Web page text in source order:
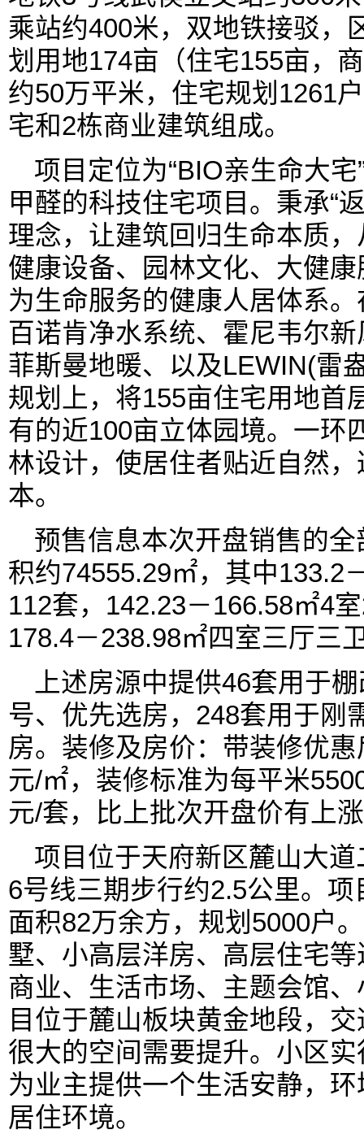
乘站约400米，双地铁接驳，
划用地174亩（住宅155亩，
约50万平米，住宅规划1261
宅和2栋商业建筑组成。
项目定位为“BIO亲生命大
甲醛的科技住宅项目。秉承“
理念，让建筑回归生命本质
健康设备、园林文化、大健
为生命服务的健康人居体系
百诺肯净水系统、霍尼韦尔
菲斯曼地暖、以及LEWIN(雷
规划上，将155亩住宅用地首
有的近100亩立体园境。一环
林设计，使居住者贴近自然
本。
预售信息本次开盘销售的
积约74555.29㎡，其中133.2
112套，142.23－166.58㎡4
178.4－238.98㎡四室三厅三
上述房源中提供46套用于
号、优先选房，248套用于刚
房。装修及房价：带装修优
元/㎡，装修标准为每平米
元/套，比上批次开盘价有上
项目位于天府新区麓山大
6号线三期步行约2.5公里。
面积82万余方，规划5000户
墅、小高层洋房、高层住宅
商业、生活市场、主题会馆
目位于麓山板块黄金地段，
很大的空间需要提升。小区
为业主提供一个生活安静，
居住环境。